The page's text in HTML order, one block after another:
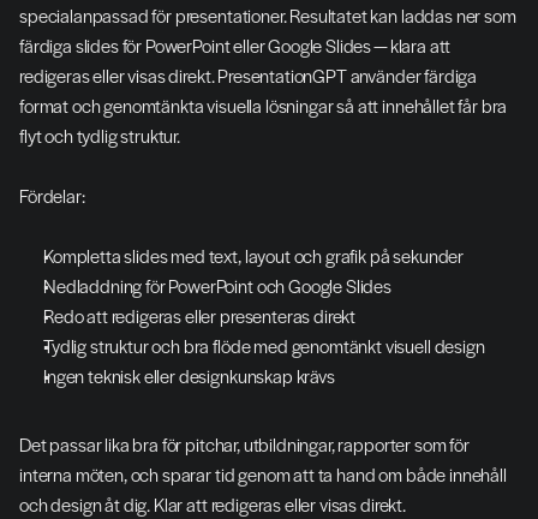
specialanpassad för presentationer. Resultatet kan laddas ner som
färdiga slides för PowerPoint eller Google Slides — klara att
redigeras eller visas direkt. PresentationGPT använder färdiga
format och genomtänkta visuella lösningar så att innehållet får bra
flyt och tydlig struktur.
Fördelar:
Kompletta slides med text, layout och grafik på sekunder
Nedladdning för PowerPoint och Google Slides
Redo att redigeras eller presenteras direkt
Tydlig struktur och bra flöde med genomtänkt visuell design
Ingen teknisk eller designkunskap krävs
Det passar lika bra för pitchar, utbildningar, rapporter som för
interna möten, och sparar tid genom att ta hand om både innehåll
och design åt dig. Klar att redigeras eller visas direkt.